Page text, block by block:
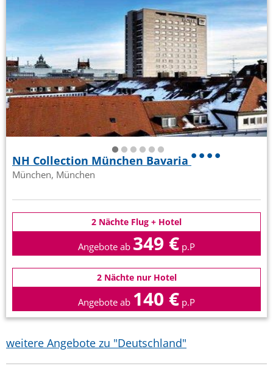
NH Collection München Bavaria
München, München
2 Nächte Flug + Hotel
Angebote ab 349 € p.P
2 Nächte nur Hotel
Angebote ab 140 € p.P
weitere Angebote zu "Deutschland"